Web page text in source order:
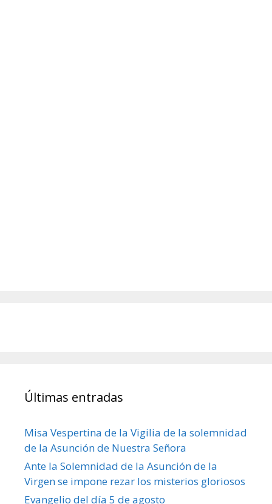
Últimas entradas
Misa Vespertina de la Vigilia de la solemnidad
de la Asunción de Nuestra Señora
Ante la Solemnidad de la Asunción de la
Virgen se impone rezar los misterios gloriosos
Evangelio del día 5 de agosto